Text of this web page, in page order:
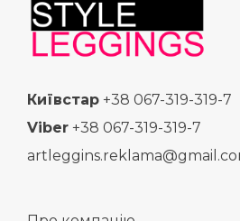
Київстар +38 067-319-319-7
Viber +38 067-319-319-7